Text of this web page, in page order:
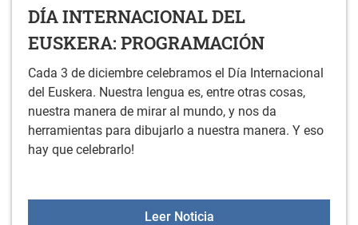
DÍA INTERNACIONAL DEL
EUSKERA: PROGRAMACIÓN
Cada 3 de diciembre celebramos el Día Internacional
del Euskera. Nuestra lengua es, entre otras cosas,
nuestra manera de mirar al mundo, y nos da
herramientas para dibujarlo a nuestra manera. Y eso
hay que celebrarlo!
Leer NoticiaDÍA INTERNACIONAL